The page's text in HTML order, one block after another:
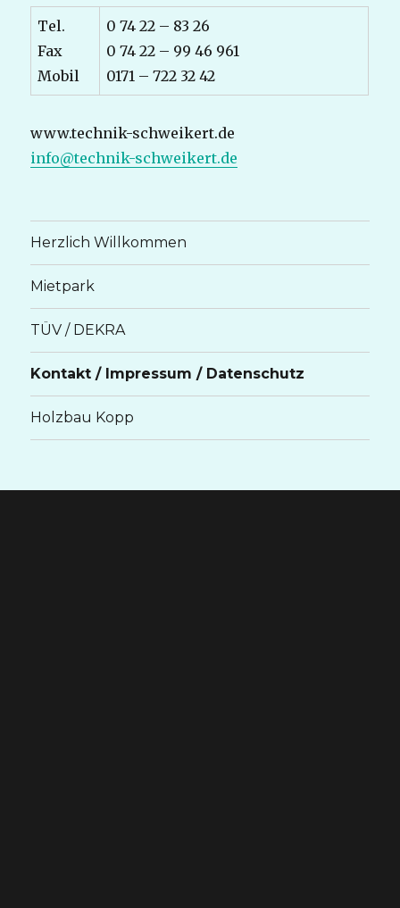
Tel.
Fax
Mobil
0 74 22 – 83 26
0 74 22 – 99 46 961
0171 – 722 32 42
www.technik-schweikert.de
info@technik-schweikert.de
Herzlich Willkommen
Mietpark
TÜV / DEKRA
Kontakt / Impressum / Datenschutz
Holzbau Kopp